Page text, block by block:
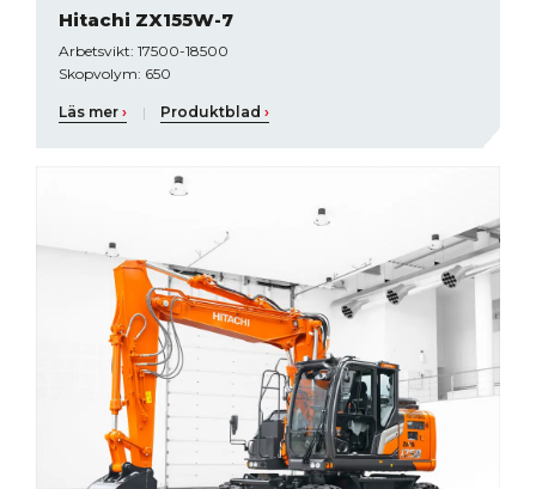
Hitachi ZX155W-7
Arbetsvikt: 17500-18500
Skopvolym: 650
Läs mer › | Produktblad›